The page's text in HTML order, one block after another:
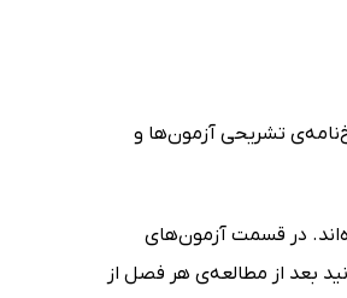
تشریحی آزمون‌ها و
در قسمت آزمون‌های
بعد از مطالعه‌ی هر فصل از